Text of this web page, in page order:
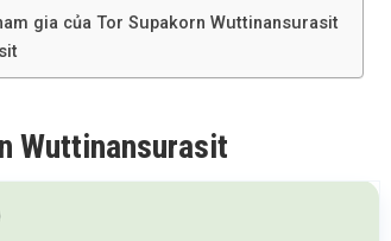
gia của Tor Supakorn Wuttinansurasit
Wuttinansurasit